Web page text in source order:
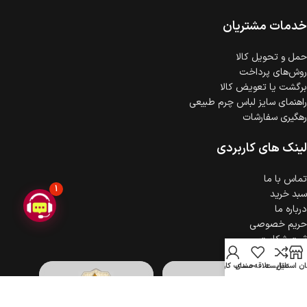
گارانتی معتبر برای تمامی محصولات ارائه می‌شود.خدمات مشتریان
حمل‌ و تحویل کالا
روش‌های پرداخت
برگشت یا تعویض کالا
راهنمای سایز لباس چرم طبیعی
رهگیری سفارشات
لینک های کاربردی
تماس با ما
سبد خرید
درباره ما
حریم خصوصی
ثبت شکایت
استایلمقایسهعلاقه مندی
حساب کاربری
1